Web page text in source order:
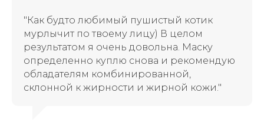
"Как будто любимый пушистый котик
мурлычит по твоему лицу) В целом
результатом я очень довольна. Маску
определенно куплю снова и рекомендую
обладателям комбинированной,
склонной к жирности и жирной кожи."